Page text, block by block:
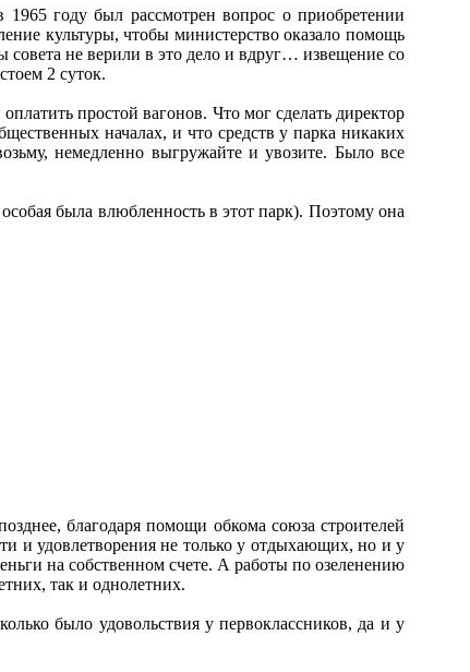
году был рассмотрен вопрос о приобретении
культуры, чтобы министерство оказало помощь
совета не верили в это дело и вдруг… извещение со
2 суток.
простой вагонов. Что мог сделать директор
началах, и что средств у парка никаких
немедленно выгружайте и увозите. Было все
была влюбленность в этот парк). Поэтому она
благодаря помощи обкома союза строителей
и удовлетворения не только у отдыхающих, но и у
на собственном счете. А работы по озеленению
так и однолетних.
было удовольствия у первоклассников, да и у